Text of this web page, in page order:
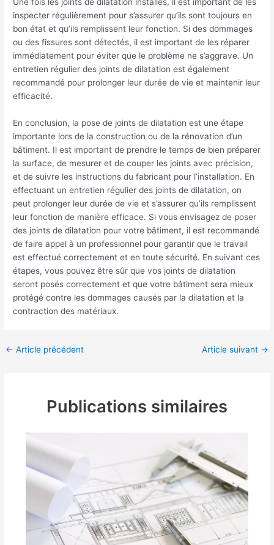
inspecter régulièrement pour s’assurer qu’ils sont toujours en
bon état et qu’ils remplissent leur fonction. Si des dommages
ou des fissures sont détectés, il est important de les réparer
immédiatement pour éviter que le problème ne s’aggrave. Un
entretien régulier des joints de dilatation est également
recommandé pour prolonger leur durée de vie et maintenir leur
efficacité.
En conclusion, la pose de joints de dilatation est une étape
importante lors de la construction ou de la rénovation d’un
bâtiment. Il est important de prendre le temps de bien préparer
la surface, de mesurer et de couper les joints avec précision,
et de suivre les instructions du fabricant pour l’installation. En
effectuant un entretien régulier des joints de dilatation, on
peut prolonger leur durée de vie et s’assurer qu’ils remplissent
leur fonction de manière efficace. Si vous envisagez de poser
des joints de dilatation pour votre bâtiment, il est recommandé
de faire appel à un professionnel pour garantir que le travail
est effectué correctement et en toute sécurité. En suivant ces
étapes, vous pouvez être sûr que vos joints de dilatation
seront posés correctement et que votre bâtiment sera mieux
protégé contre les dommages causés par la dilatation et la
contraction des matériaux.
← Article précédent Article suivant →
Publications similaires